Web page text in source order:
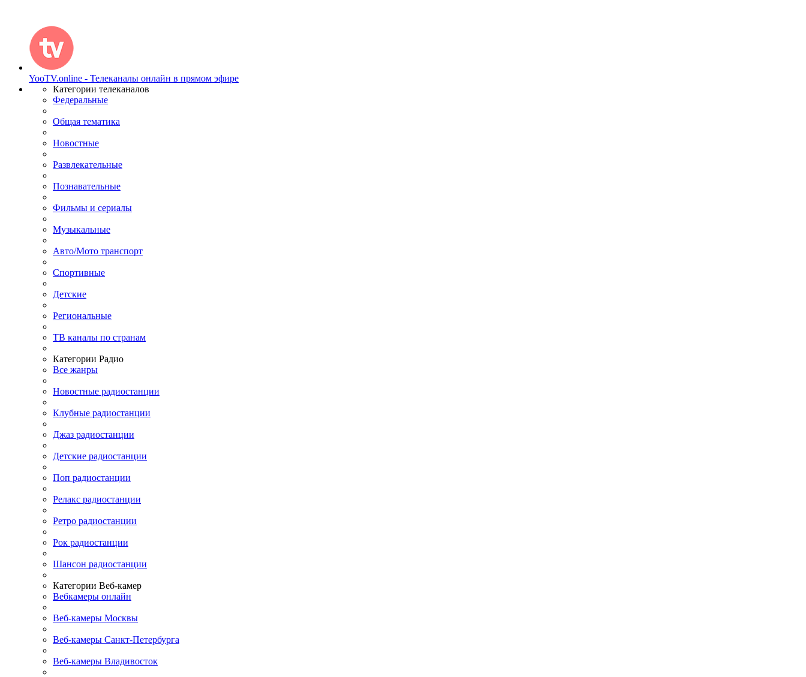
YooTV.online - Телеканалы онлайн в прямом эфире
Категории телеканалов
Федеральные
Общая тематика
Новостные
Развлекательные
Познавательные
Фильмы и сериалы
Музыкальные
Авто/Мото транспорт
Спортивные
Детские
Региональные
ТВ каналы по странам
Категории Радио
Все жанры
Новостные радиостанции
Клубные радиостанции
Джаз радиостанции
Детские радиостанции
Поп радиостанции
Релакс радиостанции
Ретро радиостанции
Рок радиостанции
Шансон радиостанции
Категории Веб-камер
Вебкамеры онлайн
Веб-камеры Москвы
Веб-камеры Санкт-Петербурга
Веб-камеры Владивосток